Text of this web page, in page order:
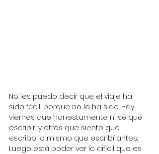
No les puedo decir que el viaje ha
sido fácil, porque no lo ha sido. Hay
viernes que honestamente ni sé qué
escribir, y otros que siento que
escribo lo mismo que escribí antes.
Luego está poder ver lo difícil que es